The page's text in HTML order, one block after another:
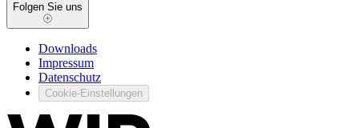
Folgen Sie uns
Downloads
Impressum
Datenschutz
Cookie-Einstellungen